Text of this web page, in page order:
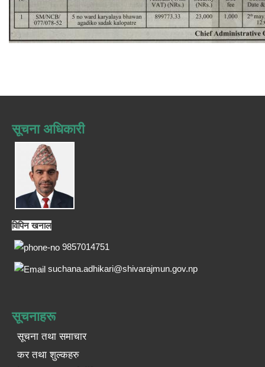
सूचना अधिकारी
विपिन खनाल
9857014751
suchana.adhikari@shivarajmun.gov.np
सूचनाहरू
सूचना तथा समाचार
कर तथा शुल्कहरु